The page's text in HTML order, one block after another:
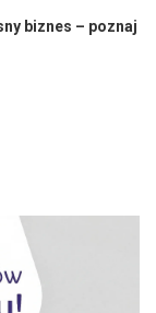
biznes – poznaj